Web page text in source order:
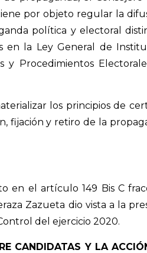
por objeto regular la
política y electoral
en la Ley General de
y Procedimientos
los principios de
fijación y retiro de la
el artículo 149 Bis C
Zazueta dio vista a la
del ejercicio 2020.
CANDIDATAS Y LA